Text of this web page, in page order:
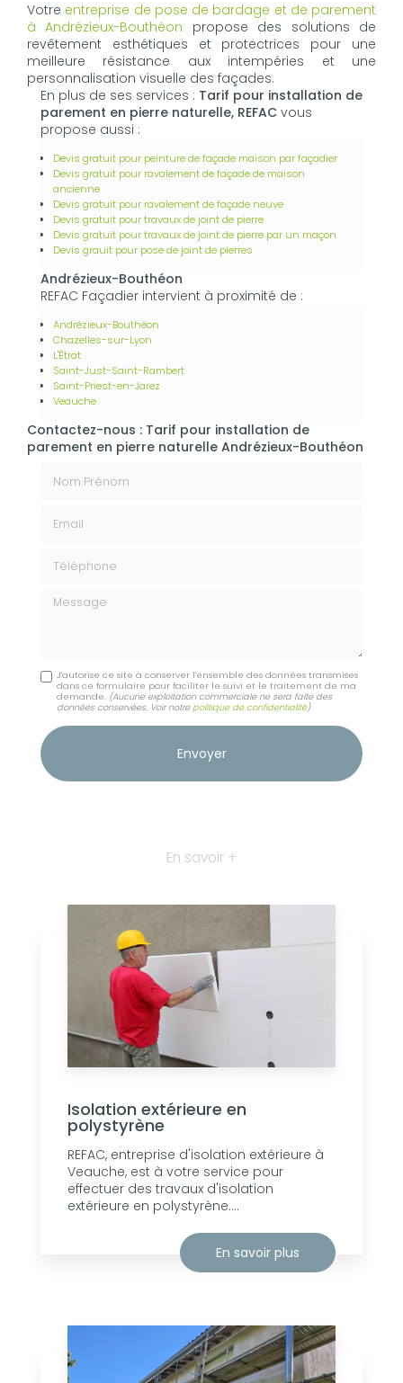
Votre entreprise de pose de bardage et de parement
à Andrézieux-Bouthéon propose des solutions de
revêtement esthétiques et protectrices pour une
meilleure résistance aux intempéries et une
personnalisation visuelle des façades.
En plus de ses services : Tarif pour installation de
parement en pierre naturelle, REFAC vous
propose aussi :
Devis gratuit pour peinture de façade maison par façadier
Devis gratuit pour ravalement de façade de maison
ancienne
Devis gratuit pour ravalement de façade neuve
Devis gratuit pour travaux de joint de pierre
Devis gratuit pour travaux de joint de pierre par un maçon
Devis grauit pour pose de joint de pierres
Andrézieux-Bouthéon
REFAC Façadier intervient à proximité de :
Andrézieux-Bouthéon
Chazelles-sur-Lyon
L'Étrat
Saint-Just-Saint-Rambert
Saint-Priest-en-Jarez
Veauche
Contactez-nous : Tarif pour installation de
parement en pierre naturelle Andrézieux-Bouthéon
Message
J'autorise ce site à conserver l'ensemble des données transmises
dans ce formulaire pour faciliter le suivi et le traitement de ma
demande. (Aucune exploitation commerciale ne sera faite des
données conservées. Voir notrepolitique de confidentialité)
En savoir +
Isolation extérieure en
polystyrène
REFAC, entreprise d'isolation extérieure à
Veauche, est à votre service pour
effectuer des travaux d'isolation
extérieure en polystyrène....
En savoir plus